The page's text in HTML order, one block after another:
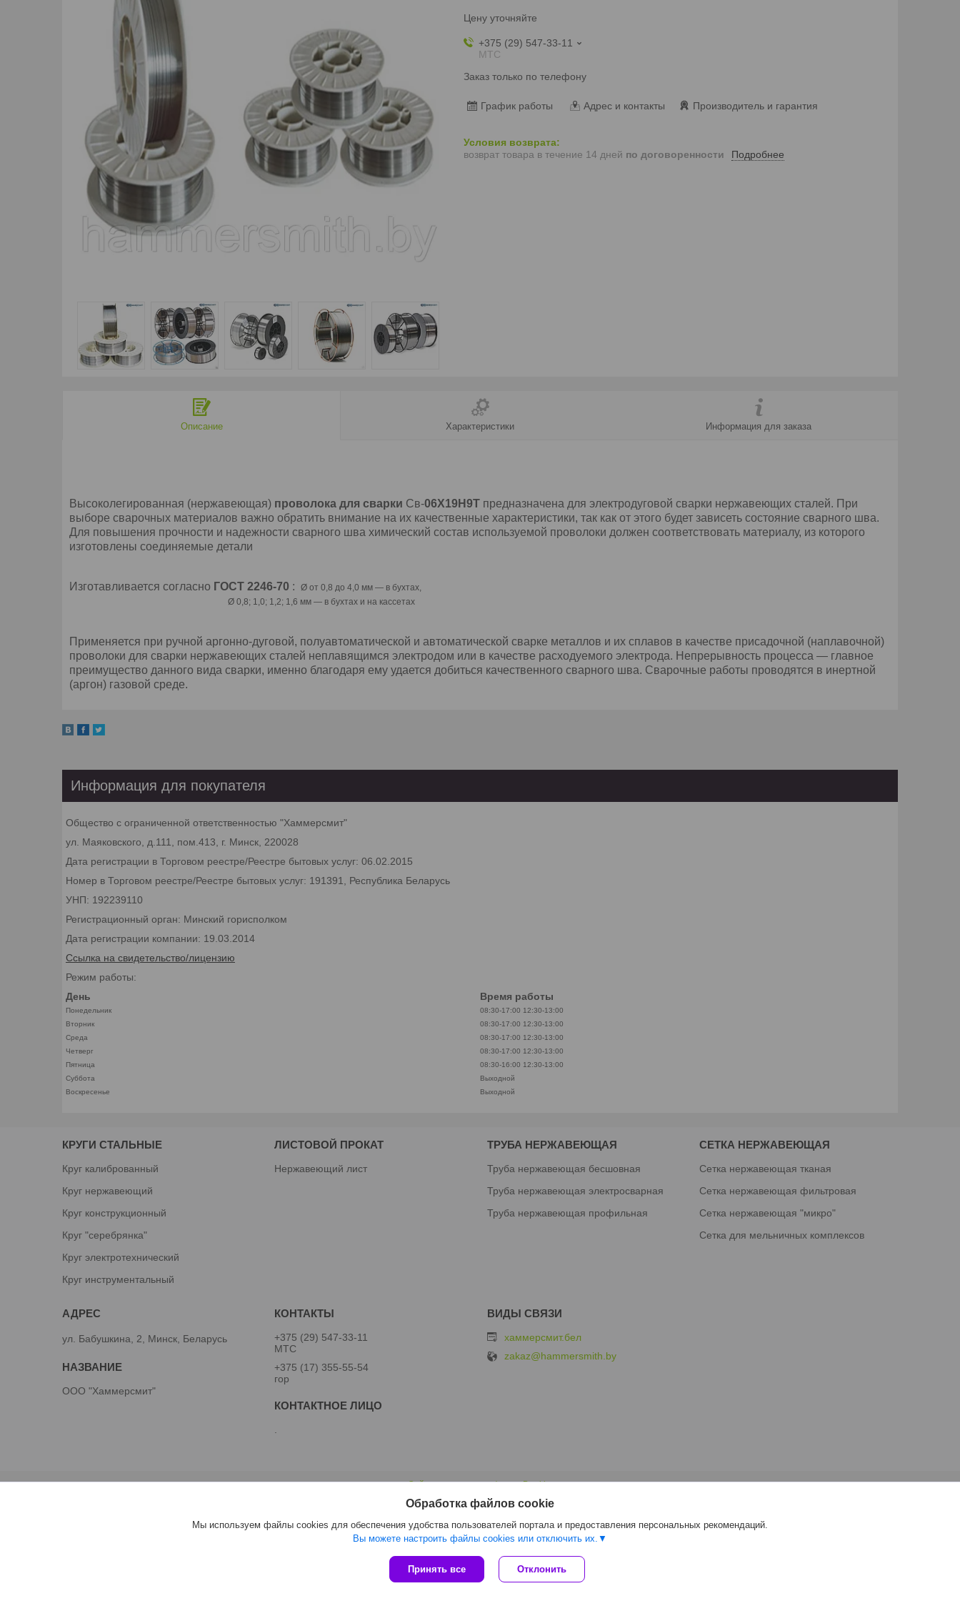
Цену уточняйте
+375 (29) 547-33-11
МТС
Заказ только по телефону
График работы Адрес и контакты Производитель и гарантия
возврат товара в течение 14 дней по договоренности Подробнее
Описание Характеристики Информация для заказа
Высоколегированная (нержавеющая) проволока для сварки Св-06Х19Н9Т предназначена для электродуговой сварки нержавеющих сталей. При
выборе сварочных материалов важно обратить внимание на их качественные характеристики, так как от этого будет зависеть состояние сварного шва.
Для повышения прочности и надежности сварного шва химический состав используемой проволоки должен соответствовать материалу, из которого
изготовлены соединяемые детали
Изготавливается согласно ГОСТ 2246-70 :
Ø от 0,8 до 4,0 мм ― в бухтах,
Ø 0,8; 1,0; 1,2; 1,6 мм ― в бухтах и на кассетах
Применяется при ручной аргонно-дуговой, полуавтоматической и автоматической сварке металлов и их сплавов в качестве присадочной (наплавочной)
проволоки для сварки нержавеющих сталей неплавящимся электродом или в качестве расходуемого электрода. Непрерывность процесса — главное
преимущество данного вида сварки, именно благодаря ему удается добиться качественного сварного шва. Сварочные работы проводятся в инертной
(аргон) газовой среде.
Информация для покупателя
Общество с ограниченной ответственностью "Хаммерсмит"
ул. Маяковского, д.111, пом.413, г. Минск, 220028
Дата регистрации в Торговом реестре/Реестре бытовых услуг: 06.02.2015
Номер в Торговом реестре/Реестре бытовых услуг: 191391, Республика Беларусь
УНП: 192239110
Регистрационный орган: Минский горисполком
Дата регистрации компании: 19.03.2014
Ссылка на свидетельство/лицензию
Режим работы:
День
Время работы
Понедельник 08:30-17:00 12:30-13:00
Вторник
08:30-17:00 12:30-13:00
Среда
08:30-17:00 12:30-13:00
Четверг
08:30-17:00 12:30-13:00
Пятница
08:30-16:00 12:30-13:00
Суббота
Выходной
Воскресенье
Выходной
КРУГИ СТАЛЬНЫЕ
Круг калиброванный
Круг нержавеющий
Круг конструкционный
Круг "серебрянка"
Круг электротехнический
Круг инструментальный
ЛИСТОВОЙ ПРОКАТ
Нержавеющий лист
ТРУБА НЕРЖАВЕЮЩАЯ
Труба нержавеющая бесшовная
Труба нержавеющая электросварная
Труба нержавеющая профильная
СЕТКА НЕРЖАВЕЮЩАЯ
Сетка нержавеющая тканая
Сетка нержавеющая фильтровая
Сетка нержавеющая "микро"
Сетка для мельничных комплексов
ул. Бабушкина, 2, Минск, Беларусь
ООО "Хаммерсмит"
+375 (29) 547-33-11
МТС
+375 (17) 355-55-54
гор
хаммерсмит.бел
zakaz@hammersmith.by
Сайт создан на платформе Deal.by
Политика обработки файлов cookies
Обработка файлов cookie
Мы используем файлы cookies для обеспечения удобства пользователей портала и предоставления персональных рекомендаций.
Вы можете настроить файлы cookies или отключить их.
Принять все Отклонить
ООО "Хаммерсмит" | Пожаловаться на контент
Select Language ▼